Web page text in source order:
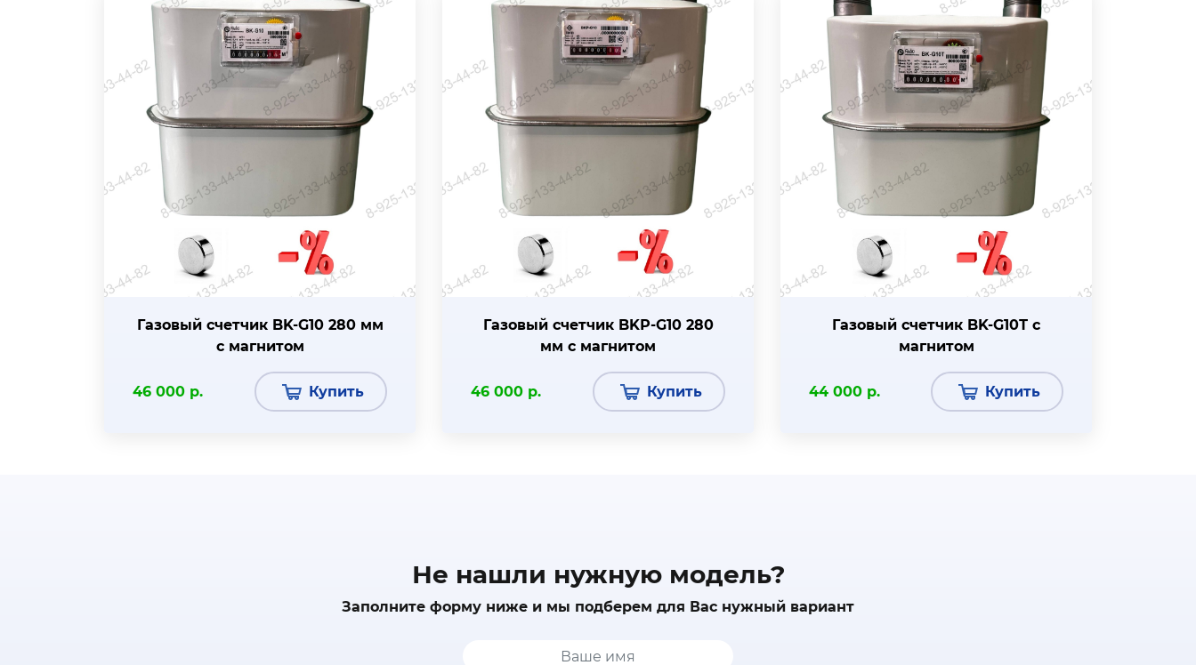
Газовый счетчик BK-G10 280 мм
с магнитом
46 000 р. Купить
Газовый счетчик BKР-G10 280
мм с магнитом
46 000 р. Купить
Газовый счетчик BK-G10Т с
магнитом
44 000 р. Купить
Не нашли нужную модель?
Заполните форму ниже и мы подберем для Вас нужный вариант